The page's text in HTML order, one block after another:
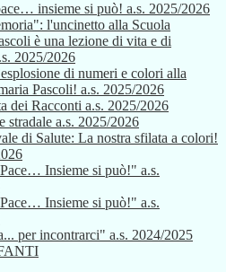
insieme si può! a.s. 2025/2026
l'uncinetto alla Scuola
è una lezione di vita e di
2025/2026
di numeri e colori alla
Pascoli! a.s. 2025/2026
dei Racconti a.s. 2025/2026
stradale a.s. 2025/2026
di Salute: La nostra sfilata a colori!
Insieme si può!" a.s.
Insieme si può!" a.s.
per incontrarci" a.s. 2024/2025